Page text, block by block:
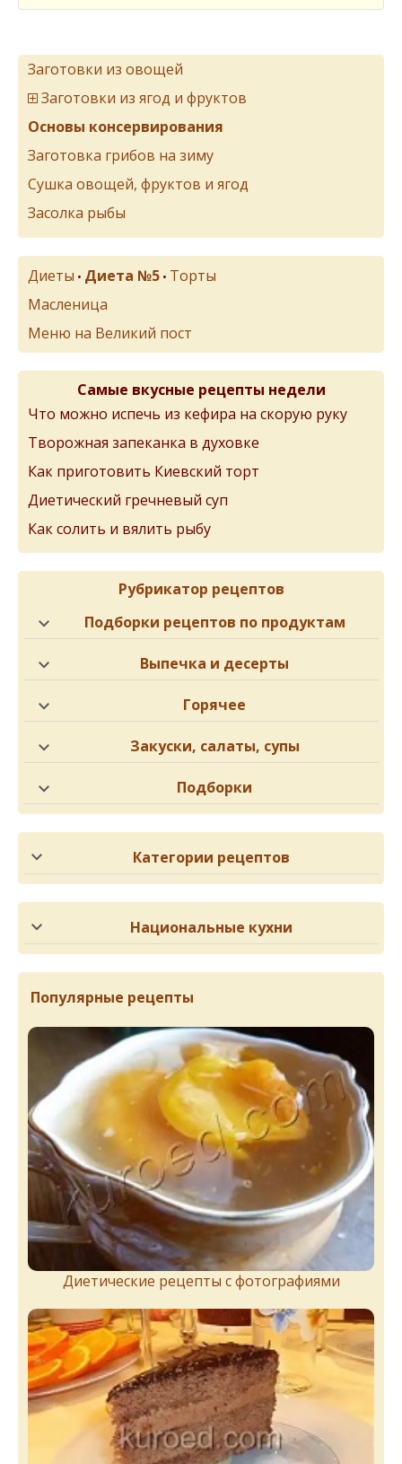
Заготовки из овощей
Заготовки из ягод и фруктов
Основы консервирования
Заготовка грибов на зиму
Сушка овощей, фруктов и ягод
Засолка рыбы
Диеты • Диета №5 • Торты
Масленица
Меню на Великий пост
Самые вкусные рецепты недели
Что можно испечь из кефира на скорую руку
Творожная запеканка в духовке
Как приготовить Киевский торт
Диетический гречневый суп
Как солить и вялить рыбу
Рубрикатор рецептов
Подборки рецептов по продуктам
Выпечка и десерты
Горячее
Закуски, салаты, супы
Подборки
Категории рецептов
Национальные кухни
Популярные рецепты
Диетические рецепты с фотографиями